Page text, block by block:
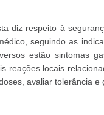
diz respeito à
seguindo as
estão sintomas
reações locais
avaliar tolerância